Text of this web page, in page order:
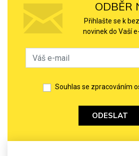
ODBĚR
Přihlašte se k
novinek do Vaší
Souhlas se zpracováním
ODESLAT